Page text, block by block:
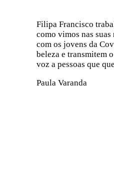
Filipa Francisco
como vimos nas
com os jovens da
beleza e transmitem
voz a pessoas que
Paula Varanda